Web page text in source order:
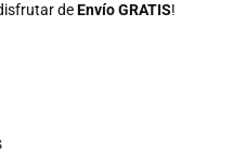
deEnvío GRATIS!